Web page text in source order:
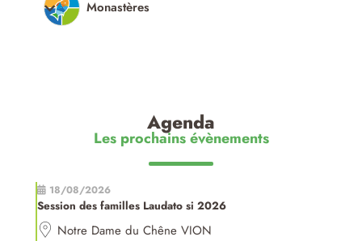
Monastères
Agenda
Les prochains évènements
18/08/2026
Session des familles Laudato si 2026
Notre Dame du Chêne VION